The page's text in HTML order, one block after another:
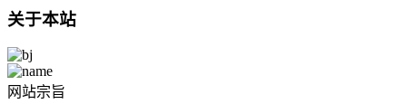
关于本站
网站宗旨